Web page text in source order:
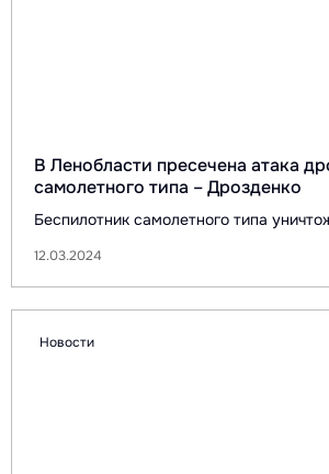
В Ленобласти пресечена атака
самолетного типа – Дрозденко
Беспилотник самолетного типа
12.03.2024
Новости